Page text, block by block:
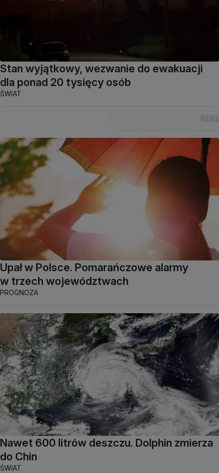
Stan wyjątkowy, wezwanie do ewakuacji
dla ponad 20 tysięcy osób
ŚWIAT
Upał w Polsce. Pomarańczowe alarmy
w trzech województwach
PROGNOZA
Nawet 600 litrów deszczu. Dolphin zmierza
do Chin
ŚWIAT